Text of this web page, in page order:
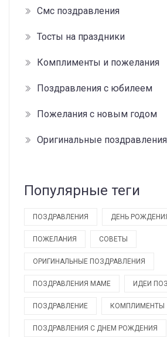
Смс поздравления
Тосты на праздники
Комплименты и пожелания
Поздравления с юбилеем
Пожелания с новым годом
Оригинальные поздравления
Популярные теги
ПОЗДРАВЛЕНИЯ ДЕНЬ
ПОЖЕЛАНИЯ СОВЕТЫ
ОРИГИНАЛЬНЫЕ ПОЗДРАВЛЕНИЯ
ПОЗДРАВЛЕНИЯ МАМЕ ИДЕИ
ПОЗДРАВЛЕНИЕ КОМПЛИМЕНТЫ
ПОЗДРАВЛЕНИЯ С ДНЕМ РОЖДЕНИЯ